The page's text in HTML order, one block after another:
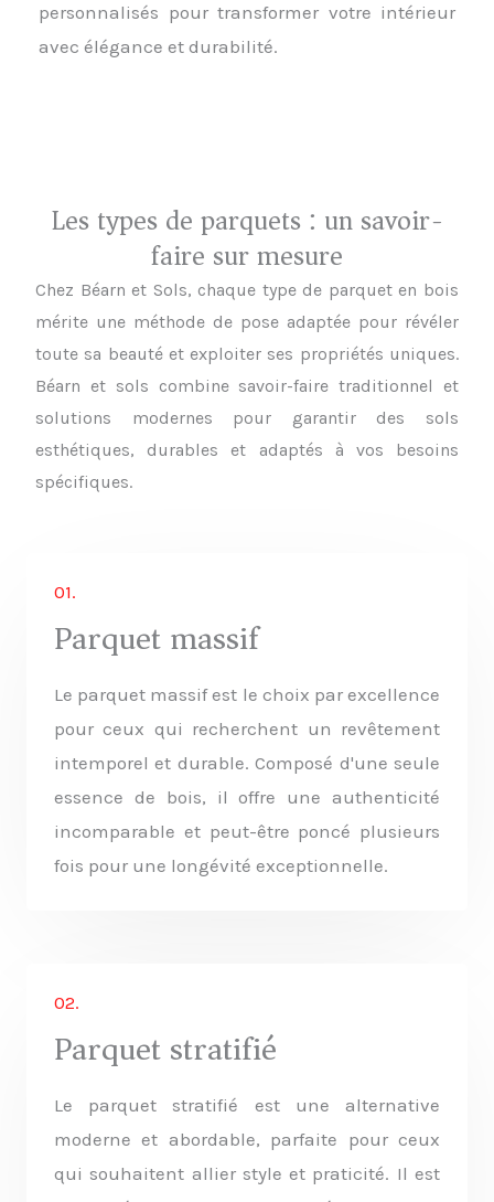
personnalisés pour transformer votre intérieur
avec élégance et durabilité.
Les types de parquets : un savoir-
faire sur mesure
Chez Béarn et Sols, chaque type de parquet en bois
mérite une méthode de pose adaptée pour révéler
toute sa beauté et exploiter ses propriétés uniques.
Béarn et sols combine savoir-faire traditionnel et
solutions modernes pour garantir des sols
esthétiques, durables et adaptés à vos besoins
spécifiques.
01.
Parquet massif
Le parquet massif est le choix par excellence
pour ceux qui recherchent un revêtement
intemporel et durable. Composé d'une seule
essence de bois, il offre une authenticité
incomparable et peut-être poncé plusieurs
fois pour une longévité exceptionnelle.
02.
Parquet stratifié
Le parquet stratifié est une alternative
moderne et abordable, parfaite pour ceux
qui souhaitent allier style et praticité. Il est